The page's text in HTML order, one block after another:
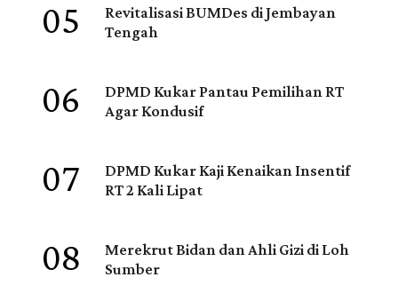
05 Revitalisasi BUMDes di Jembayan
Tengah
06 DPMD Kukar Pantau Pemilihan RT
Agar Kondusif
07 DPMD Kukar Kaji Kenaikan Insentif
RT 2 Kali Lipat
08 Merekrut Bidan dan Ahli Gizi di Loh
Sumber